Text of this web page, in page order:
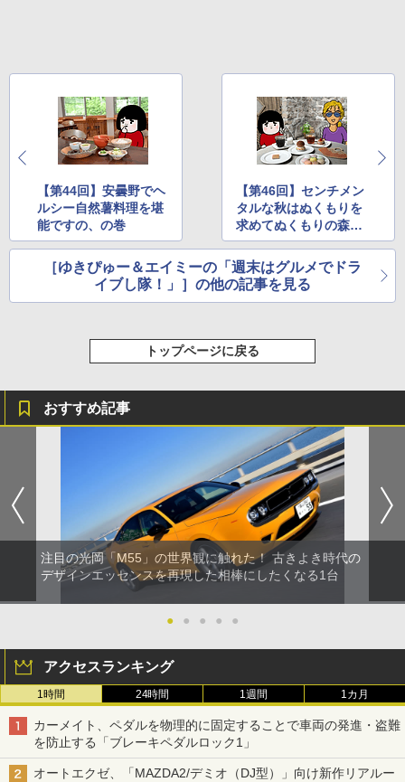
【第44回】安曇野でヘ
ルシー自然薯料理を堪
能ですの、の巻
【第46回】センチメン
タルな秋はぬくもりを
求めてぬくもりの森
へ、の巻
［ゆきぴゅー＆エイミーの「週末はグルメでドラ
イブし隊！」］の他の記事を見る
トップページに戻る
おすすめ記事
注目の光岡「M55」の世界観に触れた！ 古きよき時代の
デザインエッセンスを再現した相棒にしたくなる1台
● ● ● ● ●
アクセスランキング
1時間 24時間 1週間 1カ月
カーメイト、ペダルを物理的に固定することで車両の発進・盗難
を防止する「ブレーキペダルロック1」
オートエクゼ、「MAZDA2/デミオ（DJ型）」向け新作リアルー